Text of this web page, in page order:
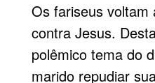
Os fariseus voltam
contra Jesus.
polêmico tema do
marido repudiar